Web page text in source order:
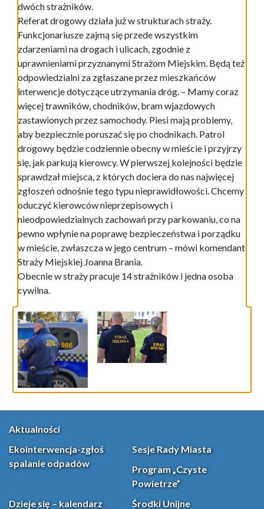
dwóch strażników.
Referat drogowy działa już w strukturach straży.
Funkcjonariusze zajmą się przede wszystkim
zdarzeniami na drogach i ulicach, zgodnie z
uprawnieniami przyznanymi Strażom Miejskim. Będą też
odpowiedzialni za zgłaszane przez mieszkańców
interwencje dotyczące utrzymania dróg. – Mamy coraz
więcej trawników, chodników, bram wjazdowych
zastawionych przez samochody. Piesi mają problemy,
aby bezpiecznie poruszać się po chodnikach. Patrol
drogowy będzie codziennie obecny w mieście i przyjrzy
się, jak parkują kierowcy. W pierwszej kolejności będzie
sprawdzał miejsca, z których dociera do nas najwięcej
zgłoszeń odnośnie tego typu nieprawidłowości. Chcemy
oduczyć kierowców nieprzepisowych i
nieodpowiedzialnych zachowań przy parkowaniu, co na
pewno wpłynie na poprawę bezpieczeństwa i porządku
w mieście, zwłaszcza w jego centrum – mówi komendant
Straży Miejskiej Joanna Brania.
Obecnie w straży pracuje 14 strażników i jedna osoba
cywilna.
Aktualności
Ekointerwencja-zgłoś
spalanie odpadów
Sesje Rady Miasta
Program „Czyste
Powietrze”
Dzieje się – kalendarz
Środki Unijne